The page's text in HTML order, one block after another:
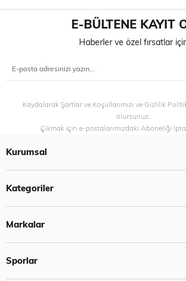
E-BÜLTENE KAYIT
Haberler ve özel fırsatlar
Kaydolarak Şartlar ve Koşullarımızı ve Gizlilik
olursunuz.
Çıkmak için e-postalarımızdaki Aboneliği İptal
Kurumsal
Kategoriler
Markalar
Sporlar